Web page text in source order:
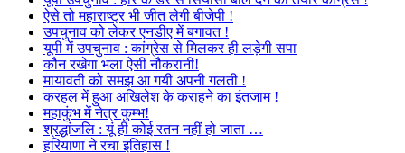
ऐसे तो महाराष्ट्र भी जीत लेगी बीजेपी !
उपचुनाव को लेकर एनडीए में बगावत !
यूपी में उपचुनाव : कांग्रेस से मिलकर ही लड़ेगी सपा
कौन रखेगा भला ऐसी नौकरानी!
मायावती को समझ आ गयी अपनी गलती !
करहल में हुआ अखिलेश के कराहने का इंतजाम !
महाकुंभ में नेत्र कुम्भ!
श्रद्धांजलि : यूं ही कोई रतन नहीं हो जाता …
हरियाणा ने रचा इतिहास !